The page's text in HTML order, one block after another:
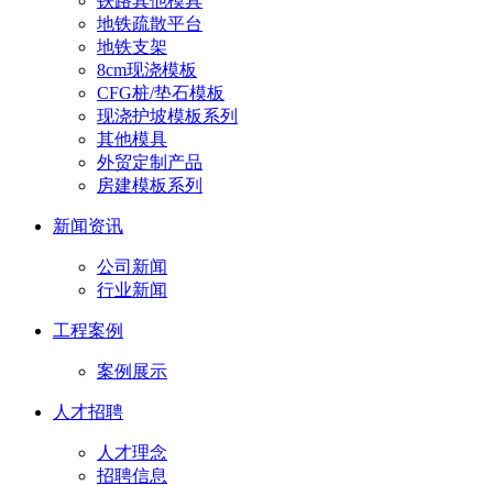
地铁疏散平台
地铁支架
8cm现浇模板
CFG桩/垫石模板
现浇护坡模板系列
其他模具
外贸定制产品
房建模板系列
新闻资讯
公司新闻
行业新闻
工程案例
案例展示
人才招聘
人才理念
招聘信息